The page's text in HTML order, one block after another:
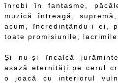
înrobi în fantasme,
muzică întreagă,
acum, încredințându-i ei,
toate promisiunile,
Și nu-și încalcă
așază eternități pe cerul
o joacă cu interiorul